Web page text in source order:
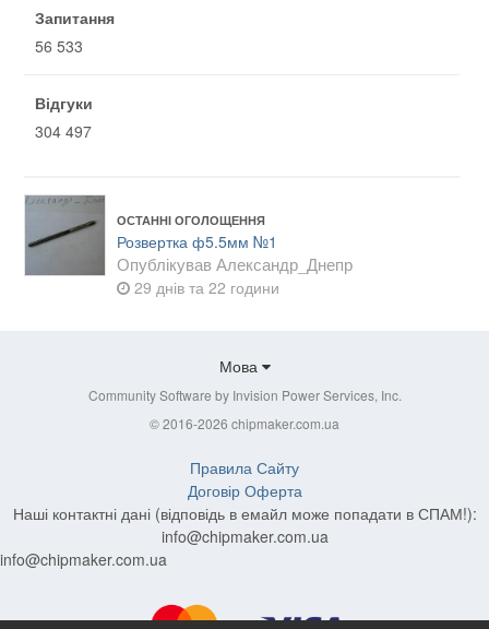
Запитання
56 533
Відгуки
304 497
ОСТАННІ ОГОЛОЩЕННЯ
Розвертка ф5.5мм №1
ОпублікувавАлександр_Днепр
29 днів та 22 години
Мова
Community Software by Invision Power Services, Inc.
© 2016-2026 chipmaker.com.ua
Правила Сайту
Договір Оферта
Наші контактні дані (відповідь в емайл може попадати в СПАМ!):
info@chipmaker.com.ua
info@chipmaker.com.ua